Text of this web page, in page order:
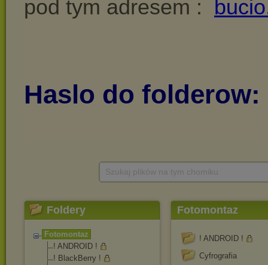
Foldery
Fotomontaz
! ANDROID !
! BlackBerry !
Fotomontaz
! ANDROID !
Cyfrografia